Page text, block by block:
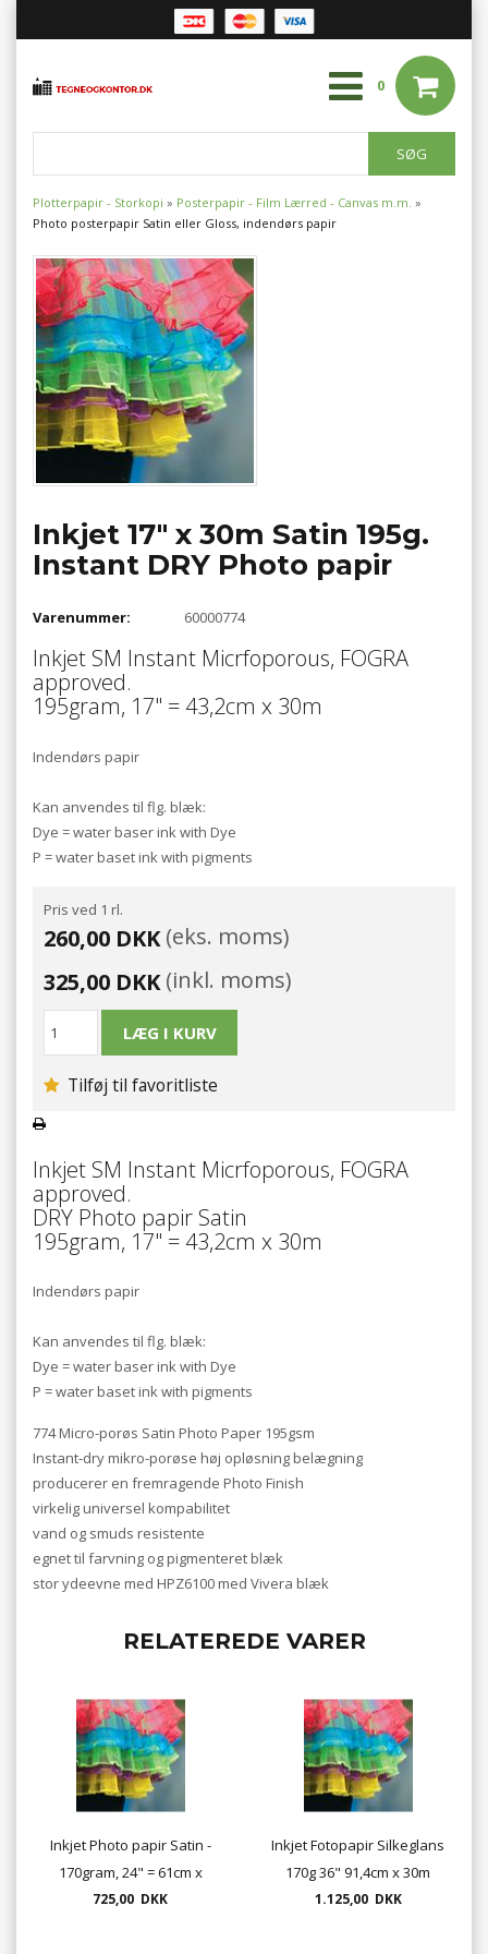
0
Plotterpapir - Storkopi » Posterpapir - Film Lærred - Canvas m.m. »
Photo posterpapir Satin eller Gloss, indendørs papir
Inkjet 17" x 30m Satin 195g.
Instant DRY Photo papir
Varenummer: 60000774
Inkjet SM Instant Micrfoporous, FOGRA
approved.
195gram, 17" = 43,2cm x 30m
Indendørs papir
Kan anvendes til flg. blæk:
Dye = water baser ink with Dye
P = water baset ink with pigments
Pris ved 1 rl.
260,00 DKK(eks. moms)
325,00 DKK(inkl. moms)
Tilføj til favoritliste
Inkjet SM Instant Micrfoporous, FOGRA
approved.
DRY Photo papir Satin
195gram, 17" = 43,2cm x 30m
Indendørs papir
Kan anvendes til flg. blæk:
Dye = water baser ink with Dye
P = water baset ink with pigments
774 Micro-porøs Satin Photo Paper 195gsm
Instant-dry mikro-porøse høj opløsning belægning
producerer en fremragende Photo Finish
virkelig universel kompabilitet
vand og smuds resistente
egnet til farvning og pigmenteret blæk
stor ydeevne med HPZ6100 med Vivera blæk
RELATEREDE VARER
Inkjet Photo papir Satin -
170gram, 24" = 61cm x
30m
725,00 DKK
Inkjet Fotopapir Silkeglans
170g 36" 91,4cm x 30m
1.125,00 DKK